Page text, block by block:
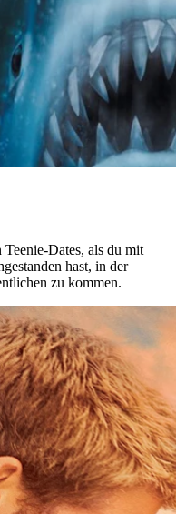
Dates, als du mit
hast, in der
zu kommen.